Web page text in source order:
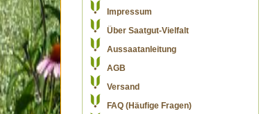
Impressum
Über Saatgut-Vielfalt
Aussaatanleitung
AGB
Versand
FAQ (Häufige Fragen)